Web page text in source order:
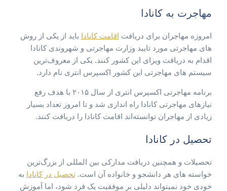
مهاجرت به کانادا
امروزه مهاجران برای دریافت اقامت کانادا
باید از یکی از روش
های مهاجرتی مورد تایید وزارت مهاجرتی و شهروندی کانادا
اقدام به دریافت ویزای این کشور کنند. یکی از معروف‌ترین
سیستم های مهاجرتی این کشور اکسپرس انتری نام دارد.
برنامه مهاجرتی اکسپرس انتری از سال ۲۰۱۵ با هدف رفع
نیازهای مهاجرتی کانادا راه اندازی شد و تا امروز تعداد بسیار
زیادی از مهاجران توانسته‌اند اقامت کانادا را دریافت کنند.
تحصیل در کانادا
تحصیلات و همچنین دریافت مدارکی بین المللی از بزرگ‌ترین
خواسته های هر دانشجو و خانواده آن است.تحصیل در کانادا
به
خودی خود نمیتواند دلیلی بر موفقیت یک فرد شود، اما آموزش